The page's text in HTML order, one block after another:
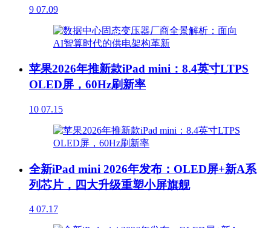
9 07.09
苹果2026年推新款iPad mini：8.4英寸LTPS
OLED屏，60Hz刷新率
10 07.15
全新iPad mini 2026年发布：OLED屏+新A系
列芯片，四大升级重塑小屏旗舰
4 07.17